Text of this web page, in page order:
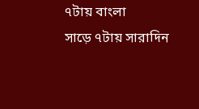
৭টায় বাংলা
সাড়ে ৭টায় সারাদিন